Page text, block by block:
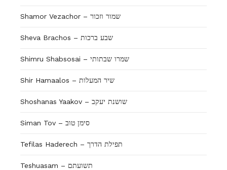
Shamor Vezachor – שמור וזכור
Sheva Brachos – שבע ברכות
Shimru Shabsosai – שמרו שבתותי
Shir Hamaalos – שיר המעלות
Shoshanas Yaakov – שושנת יעקב
Siman Tov – סימן טוב
Tefilas Haderech – תפילת הדרך
Teshuasam – תשועתם